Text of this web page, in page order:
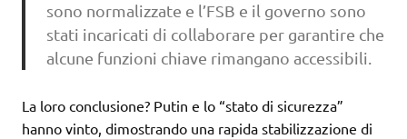
sono normalizzate e l’FSB e il governo sono
stati incaricati di collaborare per garantire che
alcune funzioni chiave rimangano accessibili.
La loro conclusione? Putin e lo “stato di sicurezza”
hanno vinto, dimostrando una rapida stabilizzazione di